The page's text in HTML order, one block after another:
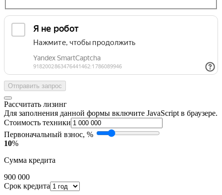
Отправить запрос
Рассчитать лизинг
Для заполнения данной формы включите JavaScript в браузере.
Стоимость техники
Первоначальный взнос, %
10%
Сумма кредита
900 000
Срок кредита